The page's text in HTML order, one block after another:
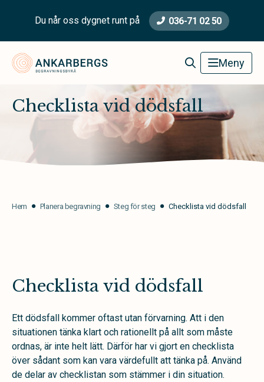
Du når oss dygnet runt på 036-71 02 50
Ankarbergs Begravningsbyrå Meny
Checklista vid dödsfall
Hem Planera begravning Steg för steg Checklista vid dödsfall
Checklista vid dödsfall
Ett dödsfall kommer oftast utan förvarning. Att i den
situationen tänka klart och rationellt på allt som måste
ordnas, är inte helt lätt. Därför har vi gjort en checklista
över sådant som kan vara värdefullt att tänka på. Använd
de delar av checklistan som stämmer i din situation.